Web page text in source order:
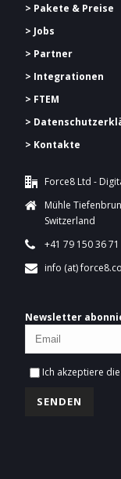
> Pakete & Preise
> Jobs
> Partner
> Integrationen
> FTEM
>
> Kontakte
Force8 Ltd -
Mühle
Switzerland
+41 79 150 36 71
info (at)
Newsletter
Ich akzeptiere die